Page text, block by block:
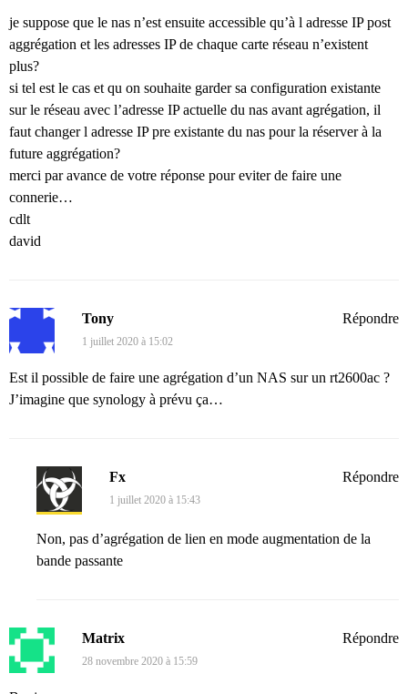
je suppose que le nas n’est ensuite accessible qu’à l adresse IP post
aggrégation et les adresses IP de chaque carte réseau n’existent
plus?
si tel est le cas et qu on souhaite garder sa configuration existante
sur le réseau avec l’adresse IP actuelle du nas avant agrégation, il
faut changer l adresse IP pre existante du nas pour la réserver à la
future aggrégation?
merci par avance de votre réponse pour eviter de faire une
connerie…
cdlt
david
Tony
1 juillet 2020 à 15:02
Est il possible de faire une agrégation d’un NAS sur un rt2600ac ?
J’imagine que synology à prévu ça…
Répondre
Fx
1 juillet 2020 à 15:43
Non, pas d’agrégation de lien en mode augmentation de la
bande passante
Répondre
Matrix
28 novembre 2020 à 15:59
Répondre